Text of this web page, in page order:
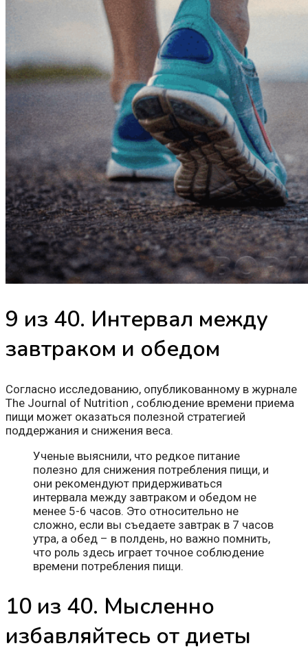
9 из 40. Интервал между
завтраком и обедом
Согласно исследованию, опубликованному в журнале
The Journal of Nutrition , соблюдение времени приема
пищи может оказаться полезной стратегией
поддержания и снижения веса.
Ученые выяснили, что редкое питание
полезно для снижения потребления пищи, и
они рекомендуют придерживаться
интервала между завтраком и обедом не
менее 5-6 часов. Это относительно не
сложно, если вы съедаете завтрак в 7 часов
утра, а обед – в полдень, но важно помнить,
что роль здесь играет точное соблюдение
времени потребления пищи.
10 из 40. Мысленно
избавляйтесь от диеты